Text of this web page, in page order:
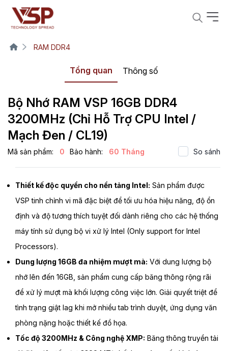
RAM DDR4
Tổng quan Thông số
Bộ Nhớ RAM VSP 16GB DDR4
3200MHz (Chỉ Hỗ Trợ CPU Intel /
Mạch Đen / CL19)
Mã sản phẩm: 0 Bảo hành: 60 Tháng So sánh
Thiết kế độc quyền cho nền tảng Intel: Sản phẩm được
VSP tinh chỉnh vi mã đặc biệt để tối ưu hóa hiệu năng, độ ổn
định và độ tương thích tuyệt đối dành riêng cho các hệ thống
máy tính sử dụng bộ vi xử lý Intel (Only support for Intel
Processors).
Dung lượng 16GB đa nhiệm mượt mà: Với dung lượng bộ
nhớ lên đến 16GB, sản phẩm cung cấp băng thông rộng rãi
để xử lý mượt mà khối lượng công việc lớn. Giải quyết triệt để
tình trạng giật lag khi mở nhiều tab trình duyệt, ứng dụng văn
phòng nặng hoặc thiết kế đồ họa.
Tốc độ 3200MHz & Công nghệ XMP: Băng thông truyền tải